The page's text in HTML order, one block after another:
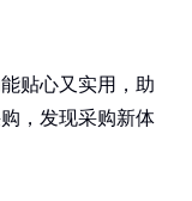
贴心又实用，助
，发现采购新体